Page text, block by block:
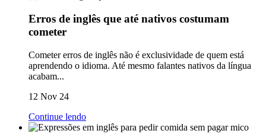
Erros de inglês que até nativos costumam
cometer
Cometer erros de inglês não é exclusividade de quem está
aprendendo o idioma. Até mesmo falantes nativos da língua
acabam...
12 Nov 24
Continue lendo